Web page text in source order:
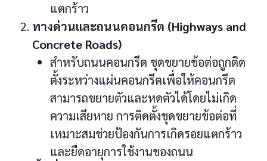
แตกร้าว
ทางด่วนและถนนคอนกรีต (Highways and
Concrete Roads)
สำหรับถนนคอนกรีต ชุดขยายข้อต่อถูกติด
ตั้งระหว่างแผ่นคอนกรีตเพื่อให้คอนกรีต
สามารถขยายตัวและหดตัวได้โดยไม่เกิด
ความเสียหาย การติดตั้งชุดขยายข้อต่อที่
เหมาะสมช่วยป้องกันการเกิดรอยแตกร้าว
และยืดอายุการใช้งานของถนน